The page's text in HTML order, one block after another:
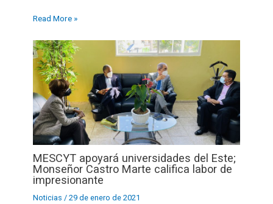
Read More »
MESCYT apoyará universidades del Este;
Monseñor Castro Marte califica labor de
impresionante
Noticias /29 de enero de 2021